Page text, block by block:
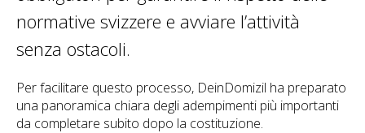
normative svizzere e avviare l’attività
senza ostacoli.
Per facilitare questo processo, DeinDomizil ha preparato
una panoramica chiara degli adempimenti più importanti
da completare subito dopo la costituzione.